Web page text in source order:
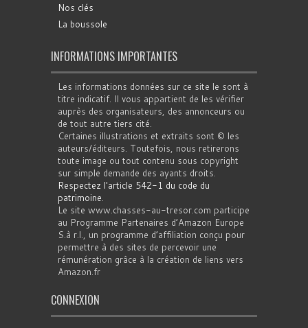
Nos clés
La boussole
INFORMATIONS IMPORTANTES
Les informations données sur ce site le sont à
titre indicatif. Il vous appartient de les vérifier
auprès des organisateurs, des annonceurs ou
de tout autre tiers cité.
Certaines illustrations et extraits sont © les
auteurs/éditeurs. Toutefois, nous retirerons
toute image ou tout contenu sous copyright
sur simple demande des ayants droits.
Respectez l'article 542-1 du code du
patrimoine.
Le site www.chasses-au-tresor.com participe
au Programme Partenaires d’Amazon Europe
S.à r.l., un programme d’affiliation conçu pour
permettre à des sites de percevoir une
rémunération grâce à la création de liens vers
Amazon.fr
CONNEXION